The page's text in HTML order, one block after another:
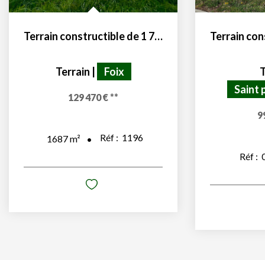
Terrain constructible de 1 700 m² à Foix. Un cadre de vie à...
Terrain Foix
129 470 € **
1687m² Réf : 1196
Saint
Réf :